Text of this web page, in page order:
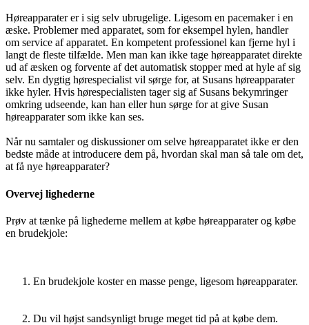
Høreapparater er i sig selv ubrugelige. Ligesom en pacemaker i en
æske. Problemer med apparatet, som for eksempel hylen, handler
om service af apparatet. En kompetent professionel kan fjerne hyl i
langt de fleste tilfælde. Men man kan ikke tage høreapparatet direkte
ud af æsken og forvente af det automatisk stopper med at hyle af sig
selv. En dygtig hørespecialist vil sørge for, at Susans høreapparater
ikke hyler. Hvis hørespecialisten tager sig af Susans bekymringer
omkring udseende, kan han eller hun sørge for at give Susan
høreapparater som ikke kan ses.
Når nu samtaler og diskussioner om selve høreapparatet ikke er den
bedste måde at introducere dem på, hvordan skal man så tale om det,
at få nye høreapparater?
Overvej lighederne
Prøv at tænke på lighederne mellem at købe høreapparater og købe
en brudekjole:
En brudekjole koster en masse penge, ligesom høreapparater.
Du vil højst sandsynligt bruge meget tid på at købe dem.